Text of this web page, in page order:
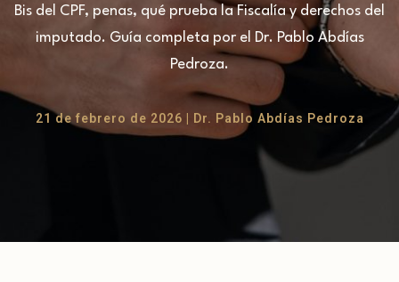
Bis del CPF, penas, qué prueba la Fiscalía y derechos del
imputado. Guía completa por el Dr. Pablo Abdías
Pedroza.
21 de febrero de 2026 | Dr. Pablo Abdías Pedroza